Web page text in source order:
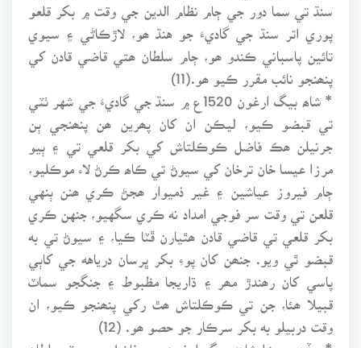
سنڌ تي سما دور جي ڄام نظام الدين جي وقت ۾ بکر قلعو
پوري اتر سنڌ جي گاديءَ جو هنڌ ھو، لاڙڪاڻي ۽ سيوي
تائين پاسباني ڪندو ھو، ڄام سلطان ھتي قاضي قادن کي
پنھنجو نائب مقرر ڪيو ھو.(11)
* شاھ بيگ ارغون 1520ع ۾ سنڌ جي گاديءَ جي شهر ٺٽي
تي قبضو ڪيو، ليڪن ان کان پھرين ھن پنھنجي ٻن
جرنيلن ھڪ فاضل ڪوڪلتاش کي بکر قلعي تي ۽ ٻيو
مرزا عيسا خان ترخان کي سيوڻ تي ڪاھ ڪرڻ لاء موڪليو،
ڄام فيروز عياشين ۽ غير ذميوار ھجڻ ڪري ھنن ٻنهي
قلعن تي وقت سر فوجي امداد نه ڪري سگهيو، جنهن ڪري
بکر قلعي تي قاضي قادن ھٿيارن ڦٽا ڪيا، ۽ سيوڻ تي به
قبضو ٿي ويو. جنھن کان پوءِ بکر ڀرسان درياهه جي کاٻي
پاسي کان رھندڙ مھر ۽ ڌاريجا مظبوط ۽ جنگجو سماٽ
قبيلا ھئا، جن تي ڪوڪلتاش ھٿ رکي پنھنجو ڪيو، ان
وقت دربيلو به بکر سرڪار جو حصو ھو. (12)
* جڏهن مرزا شاهه بيگ ارغون مير فاضل جي پٽ سلطان